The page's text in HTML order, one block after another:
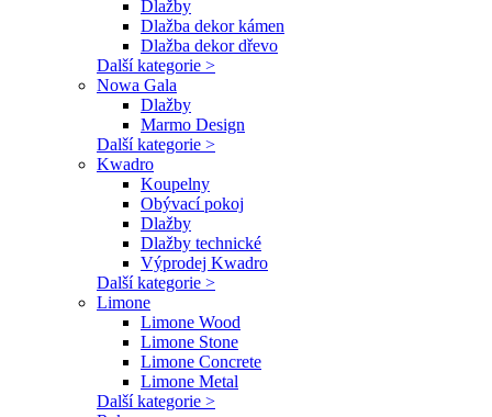
Dlažby
Dlažba dekor kámen
Dlažba dekor dřevo
Další kategorie >
Nowa Gala
Dlažby
Marmo Design
Další kategorie >
Kwadro
Koupelny
Obývací pokoj
Dlažby
Dlažby technické
Výprodej Kwadro
Další kategorie >
Limone
Limone Wood
Limone Stone
Limone Concrete
Limone Metal
Další kategorie >